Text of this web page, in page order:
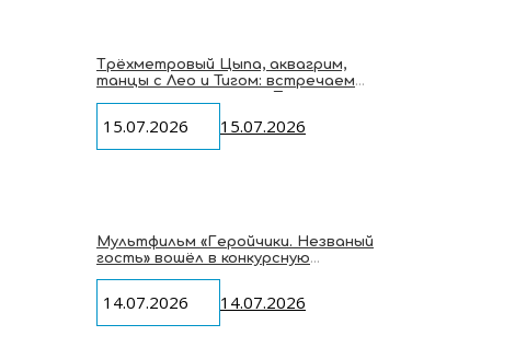
Трёхметровый Цыпа, аквагрим,
танцы с Лео и Тигом: встречаем
15.07.2026 15.07.2026
Мультфильм «Геройчики. Незваный
гость» вошёл в конкурсную
14.07.2026 14.07.2026